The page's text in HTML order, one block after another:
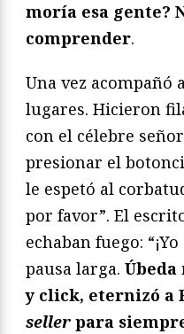
moría esa gente?
comprender.
Una vez acompañó
lugares. Hicieron
con el célebre
presionar el
le espetó al
por favor”. El
echaban fuego:
pausa larga.
y click, eternizó a
seller para